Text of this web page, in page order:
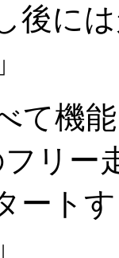
後に
て機
リー
ート